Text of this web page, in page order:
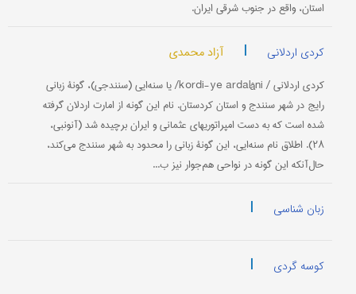
استان، واقع در جنوب شرقی ایران.
کردی اردلانی | آزاد محمدی
كردی اردلانی / kordi-ye ardalâni/ یا سنه‌ایی (سنندجی)، گونۀ زبانی
رایج در شهر سنندج و استان کردستان. نام این گونه از امارت اردلان گرفته
شده است که به دست امپراتوریهای عثمانی و ایران برچیده شد (آنونبی،
۲۸). اطلاق نام سنه‌ایی، این گونۀ زبانی را محدود به شهر سنندج می‌کند،
حال‌آنکه این گونه در نواحی هم‌جوار نیز ب...
زبان شناسی |
کوسه گردی |